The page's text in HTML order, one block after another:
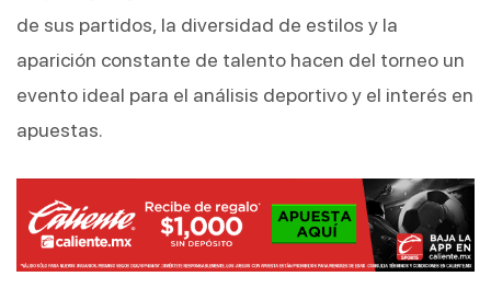
de sus partidos, la diversidad de estilos y la
aparición constante de talento hacen del torneo un
evento ideal para el análisis deportivo y el interés en
apuestas.